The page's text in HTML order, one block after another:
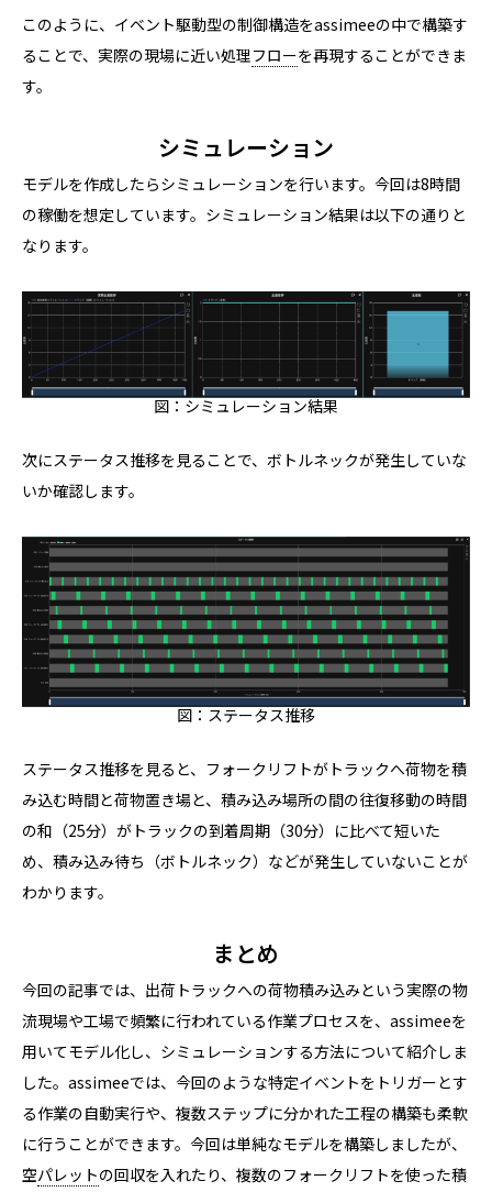
このように、イベント駆動型の制御構造をassimeeの中で構築す
ることで、実際の現場に近い処理フローを再現することができま
す。
シミュレーション
モデルを作成したらシミュレーションを行います。今回は8時間
の稼働を想定しています。シミュレーション結果は以下の通りと
なります。
図：シミュレーション結果
次にステータス推移を見ることで、ボトルネックが発生していな
いか確認します。
図：ステータス推移
ステータス推移を見ると、フォークリフトがトラックへ荷物を積
み込む時間と荷物置き場と、積み込み場所の間の往復移動の時間
の和（25分）がトラックの到着周期（30分）に比べて短いた
め、積み込み待ち（ボトルネック）などが発生していないことが
わかります。
まとめ
今回の記事では、出荷トラックへの荷物積み込みという実際の物
流現場や工場で頻繁に行われている作業プロセスを、assimeeを
用いてモデル化し、シミュレーションする方法について紹介しま
した。assimeeでは、今回のような特定イベントをトリガーとす
る作業の自動実行や、複数ステップに分かれた工程の構築も柔軟
に行うことができます。今回は単純なモデルを構築しましたが、
空パレットの回収を入れたり、複数のフォークリフトを使った積